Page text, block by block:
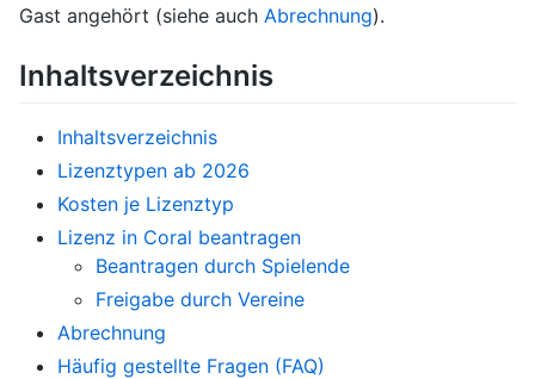
Gast angehört (siehe auch Abrechnung).
Inhaltsverzeichnis
Inhaltsverzeichnis
Lizenztypen ab 2026
Kosten je Lizenztyp
Lizenz in Coral beantragen
Beantragen durch Spielende
Freigabe durch Vereine
Abrechnung
Häufig gestellte Fragen (FAQ)